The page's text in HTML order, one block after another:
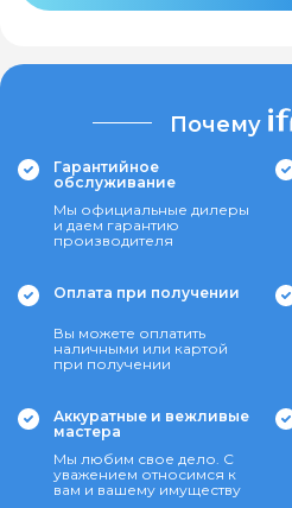
Почему
Гарантийное
обслуживание
Мы официальные дилеры
и даем гарантию
производителя
Оплата при получении
Вы можете оплатить
наличными или картой
при получении
Аккуратные и вежливые
мастера
Мы любим свое дело. С
уважением относимся к
вам и вашему имуществу